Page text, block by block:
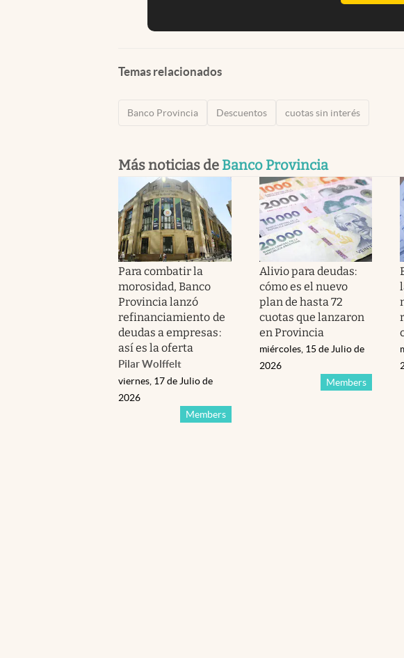
Temas relacionados
Banco Provincia Descuentos cuotas sin interés
Más noticias de Banco Provincia
Para combatir la
morosidad, Banco
Provincia lanzó
refinanciamiento de
deudas a empresas:
así es la oferta
Pilar Wolffelt
Members
viernes, 17 de Julio de
2026
Alivio para deudas:
cómo es el nuevo
plan de hasta 72
cuotas que lanzaron
en Provincia
Members
miércoles, 15 de Julio de
2026